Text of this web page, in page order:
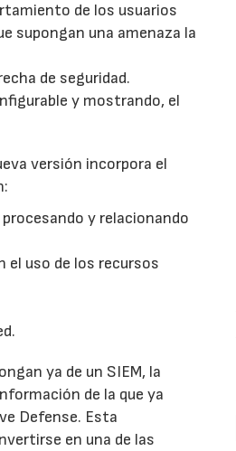
de los usuarios
supongan una amenaza la
de seguridad.
y mostrando, el
versión incorpora el
y relacionando
el uso de los recursos
ya de un SIEM, la
de la que ya
Defense. Esta
en una de las